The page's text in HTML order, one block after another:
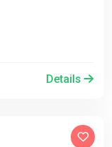
Details